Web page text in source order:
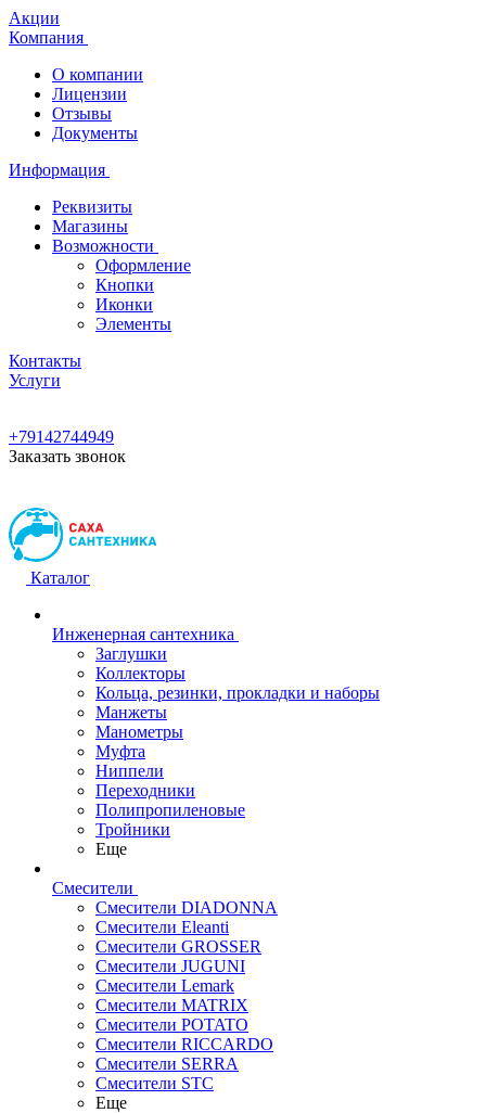
Акции
Компания
О компании
Лицензии
Отзывы
Документы
Информация
Реквизиты
Магазины
Возможности
Оформление
Кнопки
Иконки
Элементы
Контакты
Услуги
+79142744949
Заказать звонок
Каталог
Инженерная сантехника
Заглушки
Коллекторы
Кольца, резинки, прокладки и наборы
Манжеты
Манометры
Муфта
Ниппели
Переходники
Полипропиленовые
Тройники
Еще
Смесители
Смесители DIADONNA
Смесители Eleanti
Смесители GROSSER
Смесители JUGUNI
Смесители Lemark
Смесители MATRIX
Смесители POTATO
Смесители RICCARDO
Смесители SERRA
Смесители STC
Еще